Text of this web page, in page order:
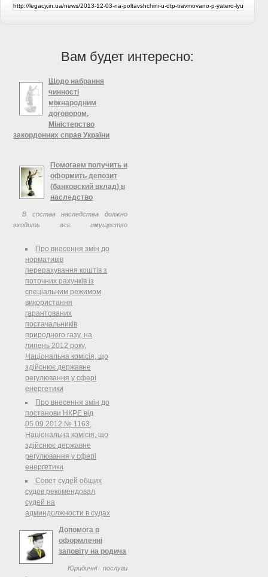
Вам будет интересно:
Щодо набрання
чинності
міжнародним
договором,
Міністерство
закордонних справ України
України Апарат Верховної Ради
України Секретаріат Кабінету
Міністрів України Міністерство
інфраструктури України
Республіці
Помогаем получить и
оформить депозит
(банковский вклад) в
наследство
В состав наследства должно
входить все имущество
банковские депозитные вклады
Про внесення змін до
нормативів
перерахування коштів з
поточних рахунків із
спеціальним режимом
використання
гарантованих
постачальників
природного газу, на
липень 2012 року,
Національна комісія, що
здійснює державне
регулювання у сфері
енергетики
Про внесення змін до
постанови НКРЕ від
05.09.2012 № 1163,
Національна комісія, що
здійснює державне
регулювання у сфері
енергетики
Совет судей общих
судов рекомендовал
судей на
админдолжности в судах
Допомога в
оформленні
заповіту на родича
Юридичні послуги